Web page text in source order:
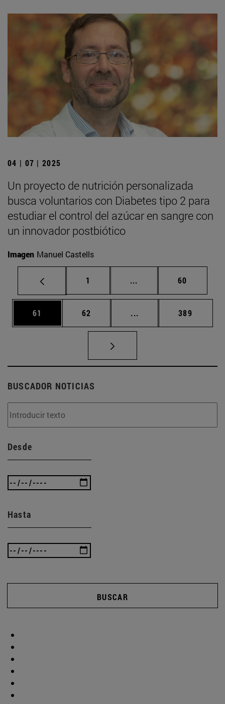
04 | 07 | 2025
Un proyecto de nutrición personalizada
busca voluntarios con Diabetes tipo 2 para
estudiar el control del azúcar en sangre con
un innovador postbiótico
Imagen Manuel Castells
Página
1 ... Páginas intermedias
Página
60
Página
61 Página
62 ... Páginas intermedias
Página
389
BUSCADOR NOTICIAS
Desde
Hasta
BUSCAR